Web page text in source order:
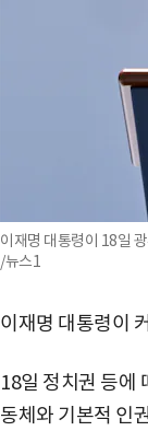
이재명 대통령이 18일
/뉴스1
이재명 대통령이
18일 정치권 등에
동체와 기본적 인